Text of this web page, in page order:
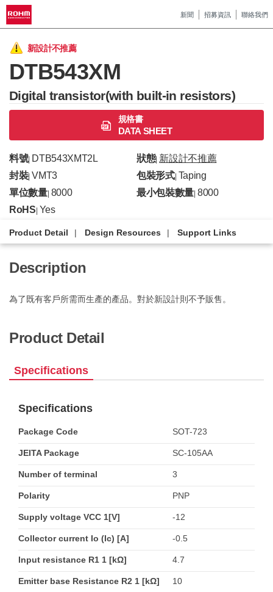
新聞 招募資訊 聯絡我們
新設計不推薦
DTB543XM
Digital transistor(with built-in resistors)
規格書
DATA SHEET
料號| DTB543XMT2L 狀態| 新設計不推薦
封裝| VMT3 包裝形式| Taping
單位數量| 8000 最小包裝數量 |8000
RoHS Yes
Product Detail Design Resources Support Links
Description
為了既有客戶所需而生產的產品。對於新設計則不予販售。
Product Detail
Specifications
Specifications
Package Code SOT-723
JEITA Package SC-105AA
Number of terminal 3
Polarity PNP
Supply voltage VCC 1[V] -12
Collector current Io (Ic) [A] -0.5
Input resistance R1 1 [kΩ] 4.7
Emitter base Resistance R2 1 [kΩ] 10